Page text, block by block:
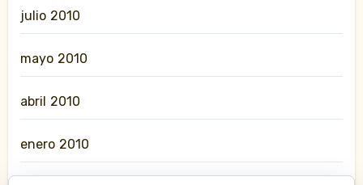
julio 2010
mayo 2010
abril 2010
enero 2010